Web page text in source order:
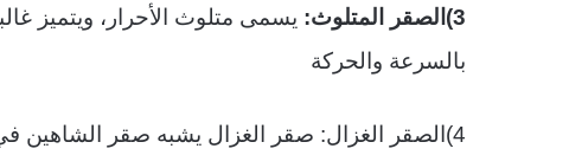
3)الصقر المتلوث:
يسمى متلوث الأحرار، ويتميز
بالسرعة والحركة
4)الصقر الغزال: صقر الغزال يشبه صقر الشاهين